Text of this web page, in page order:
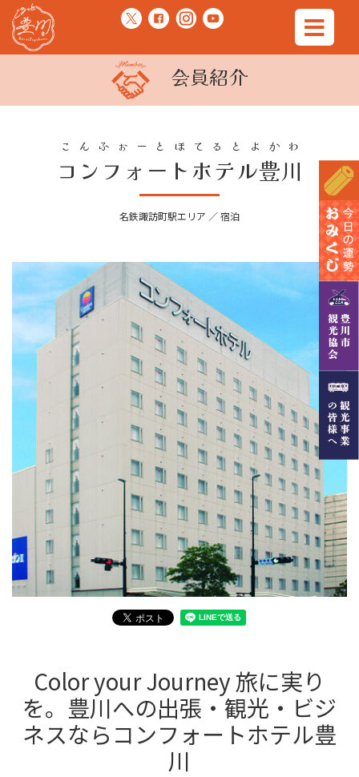
会員紹介
コンフォートホテル豊川
こんふぉーとほてるとよかわ
名鉄諏訪町駅エリア ／ 宿泊
Color your Journey 旅に実り
を。豊川への出張・観光・ビジ
ネスならコンフォートホテル豊
川